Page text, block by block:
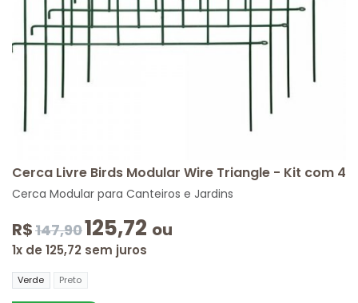
Cerca Livre Birds Modular Wire Triangle - Kit com 4
Cerca Modular para Canteiros e Jardins
R$147,90125,72 ou
1x de 125,72 sem juros
Verde Preto